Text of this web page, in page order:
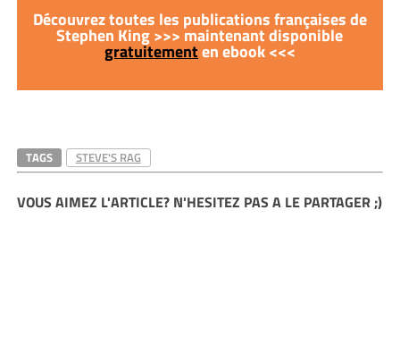
Découvrez toutes les publications françaises de
Stephen King >>> maintenant disponible
gratuitementen ebook <<<
TAGS STEVE'S RAG
VOUS AIMEZ L'ARTICLE? N'HESITEZ PAS A LE PARTAGER ;)